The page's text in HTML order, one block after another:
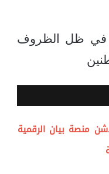
في ظل الظروف
منصة بيان الرقمية